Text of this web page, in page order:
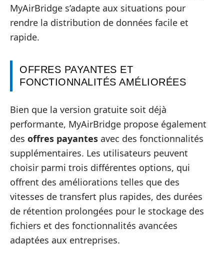
MyAirBridge s’adapte aux situations pour
rendre la distribution de données facile et
rapide.
OFFRES PAYANTES ET
FONCTIONNALITÉS AMÉLIORÉES
Bien que la version gratuite soit déjà
performante, MyAirBridge propose également
des offres payantes avec des fonctionnalités
supplémentaires. Les utilisateurs peuvent
choisir parmi trois différentes options, qui
offrent des améliorations telles que des
vitesses de transfert plus rapides, des durées
de rétention prolongées pour le stockage des
fichiers et des fonctionnalités avancées
adaptées aux entreprises.